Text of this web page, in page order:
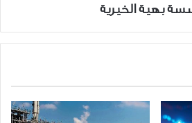
بهية الخيرية